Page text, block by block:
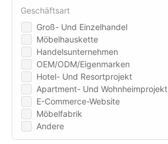
Groß- Und Einzelhandel
Möbelhauskette
Handelsunternehmen
OEM/ODM/Eigenmarken
Hotel- Und Resortprojekt
Apartment- Und Wohnheimprojekt
E-Commerce-Website
Möbelfabrik
Andere
Geschäftsart